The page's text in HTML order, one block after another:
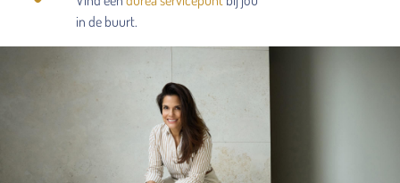
in de buurt.